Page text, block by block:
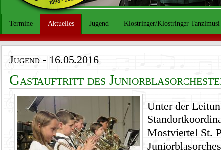
Termine Aktuelles Jugend Klostringer/Klostringer Tanzlmusi
Jugend- 16.05.2016
Gastauftritt des
Unter der
Mostviertel St.